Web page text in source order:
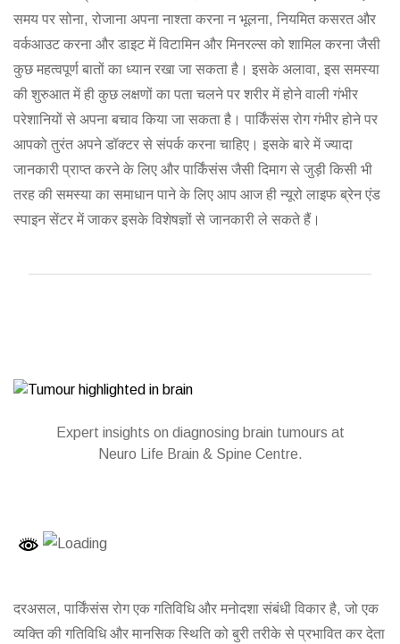
समय पर सोना, रोजाना अपना नाश्ता करना न भूलना, नियमित कसरत और
वर्कआउट करना और डाइट में विटामिन और मिनरल्स को शामिल करना जैसी
कुछ महत्वपूर्ण बातों का ध्यान रखा जा सकता है। इसके अलावा, इस समस्या
की शुरुआत में ही कुछ लक्षणों का पता चलने पर शरीर में होने वाली गंभीर
परेशानियों से अपना बचाव किया जा सकता है। पार्किंसंस रोग गंभीर होने पर
आपको तुरंत अपने डॉक्टर से संपर्क करना चाहिए। इसके बारे में ज्यादा
जानकारी प्राप्त करने के लिए और पार्किंसंस जैसी दिमाग से जुड़ी किसी भी
तरह की समस्या का समाधान पाने के लिए आप आज ही न्यूरो लाइफ ब्रेन एंड
स्पाइन सेंटर में जाकर इसके विशेषज्ञों से जानकारी ले सकते हैं।
Expert insights on diagnosing brain tumours at
Neuro Life Brain & Spine Centre.
दरअसल, पार्किंसंस रोग एक गतिविधि और मनोदशा संबंधी विकार है, जो एक
व्यक्ति की गतिविधि और मानसिक स्थिति को बुरी तरीके से प्रभावित कर देता